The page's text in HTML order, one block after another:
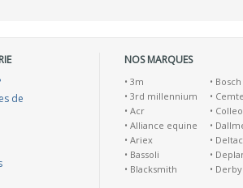
de
NOS MARQUES
• 3m
• 3rd millennium
• Acr
• Alliance equine
• Ariex
• Bassoli
• Blacksmith
• Bosch
•
•
•
•
•
• Derby